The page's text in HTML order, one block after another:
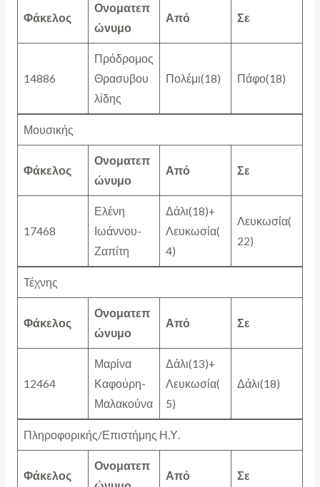
Φάκελος
Ονοματεπ
ώνυμο
Από Σε
14886
Πρόδρομος
Θρασυβου
λίδης
Πολέμι(18) Πάφο(18)
Μουσικής
Φάκελος
Ονοματεπ
ώνυμο
Από Σε
17468
Ελένη
Ιωάννου-
Ζαπίτη
Δάλι(18)+
Λευκωσία(
4)
Λευκωσία(
22)
Τέχνης
Φάκελος
Ονοματεπ
ώνυμο
Από Σε
12464
Μαρίνα
Καφούρη-
Μαλακούνα
Δάλι(13)+
Λευκωσία(
5)
Δάλι(18)
Πληροφορικής/Επιστήμης Η.Υ.
Φάκελος
Ονοματεπ
Από Σε